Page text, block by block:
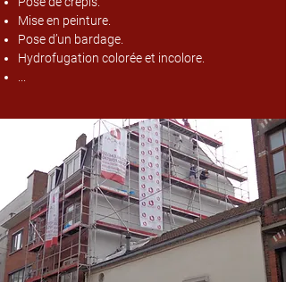
Mise en peinture.
Pose d’un bardage.
Hydrofugation colorée et incolore.